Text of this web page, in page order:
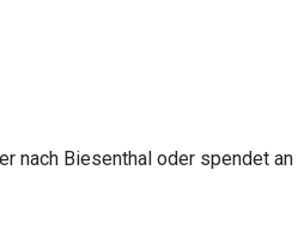
nach Biesenthal oder spendet